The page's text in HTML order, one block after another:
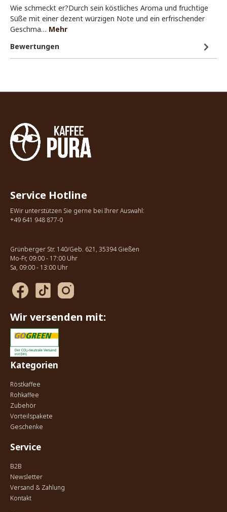
Wie schmeckt er?Durch sein köstliches Aroma und fruchtige
Süße mit einer dezent würzigen Note und ein erfrischender
Geschma… Mehr
Bewertungen
Service Hotline
EWir unterstützen Sie gerne bei Ihrer Auswahl:
+49 641 948 877-0
Grünberger Str. 140/Geb. 621, 35394 Gießen
Mo-Fr, 09:00 - 17:00 Uhr
Sa, 09:00 - 13:00 Uhr
Wir versenden mit:
Kategorien
Röstkaffee
Rohkaffee
Zubehör
Vorteilspakete
Geschenke
Service
B2B
Newsletter
Versand & Zahlung
Kontakt